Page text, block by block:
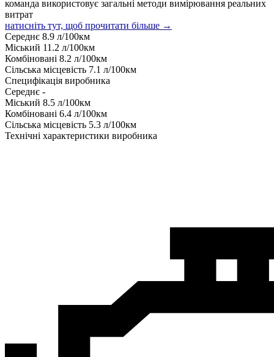
команда використовує загальні методи вимірювання реальних
витрат
натисніть тут, щоб прочитати більше →
Середнє 8.9 л/100км
Міський 11.2 л/100км
Комбіновані 8.2 л/100км
Сільська місцевість 7.1 л/100км
Специфікація виробника
Середнє -
Міський 8.5 л/100км
Комбіновані 6.4 л/100км
Сільська місцевість 5.3 л/100км
Технічні характеристики виробника